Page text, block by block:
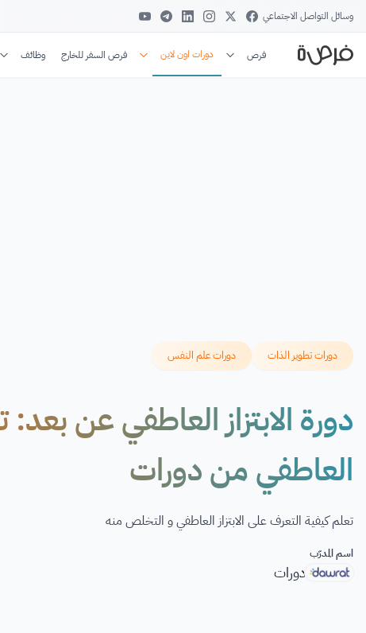
وسائل التواصل الاجتماعي
فرص دورات اون لاين فرص السفر للخارج وظائف
دورات تطوير الذات دورات علم النفس
دورة الابتزاز العاطفي عن بعد:
العاطفي من دورات
تعلم كيفية التعرف على الابتزاز العاطفي و التخلص منه
اسم المدرّب
دورات